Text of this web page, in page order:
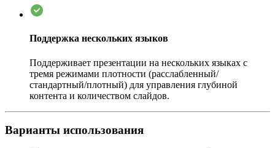
Поддержка нескольких языков
Поддерживает презентации на нескольких языках с
тремя режимами плотности (расслабленный/
стандартный/плотный) для управления глубиной
контента и количеством слайдов.
Варианты использования